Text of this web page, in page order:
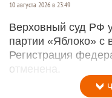
10 августа 2026 в 23:49
Верховный суд РФ
партии «Яблоко» с
Регистрация
отменена.